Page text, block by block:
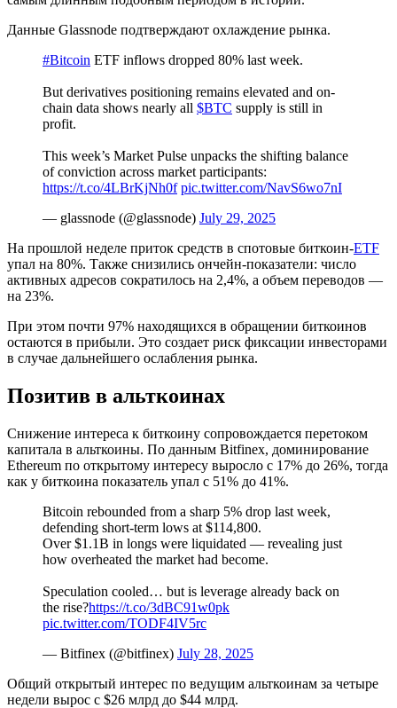
Данные Glassnode подтверждают охлаждение рынка.
#Bitcoin ETF inflows dropped 80% last week.
But derivatives positioning remains elevated and on-
chain data shows nearly all $BTC supply is still in
profit.
This week’s Market Pulse unpacks the shifting balance
of conviction across market participants:
https://t.co/4LBrKjNh0f pic.twitter.com/NavS6wo7nI
— glassnode (@glassnode) July 29, 2025
На прошлой неделе приток средств в спотовые биткоин-ETF
упал на 80%. Также снизились ончейн-показатели: число
активных адресов сократилось на 2,4%, а объем переводов —
на 23%.
При этом почти 97% находящихся в обращении биткоинов
остаются в прибыли. Это создает риск фиксации инвесторами
в случае дальнейшего ослабления рынка.
Позитив в альткоинах
Снижение интереса к биткоину сопровождается перетоком
капитала в альткоины. По данным Bitfinex, доминирование
Ethereum по открытому интересу выросло с 17% до 26%, тогда
как у биткоина показатель упал с 51% до 41%.
Bitcoin rebounded from a sharp 5% drop last week,
defending short-term lows at $114,800.
Over $1.1B in longs were liquidated — revealing just
how overheated the market had become.
Speculation cooled… but is leverage already back on
the rise?https://t.co/3dBC91w0pk
pic.twitter.com/TODF4IV5rc
— Bitfinex (@bitfinex) July 28, 2025
Общий открытый интерес по ведущим альткоинам за четыре
недели вырос с $26 млрд до $44 млрд.